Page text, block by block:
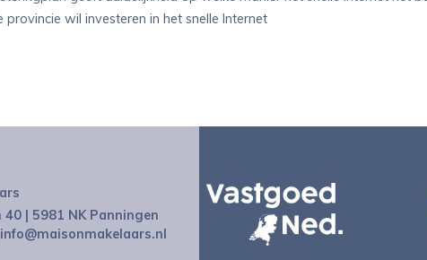
wil investeren in het snelle Internet
| 5981 NK Panningen
info@maisonmakelaars.nl